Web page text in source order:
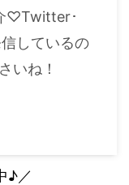
♡Twitter･
しているの
いね！
♪／